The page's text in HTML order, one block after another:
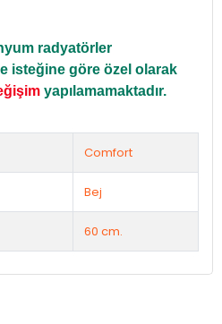
radyatörler
isteğine göre özel olarak
yapılamamaktadır.
Comfort
Bej
60 cm.